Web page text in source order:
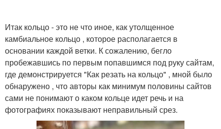
Итак кольцо - это не что иное, как утолщенное
камбиальное кольцо , которое располагается в
основании каждой ветки. К сожалению, бегло
пробежавшись по первым попавшимся под руку сайтам,
где демонстрируется "Как резать на кольцо" , мной было
обнаружено , что авторы как минимум половины сайтов
сами не понимают о каком кольце идет речь и на
фотографиях показывают неправильный срез.